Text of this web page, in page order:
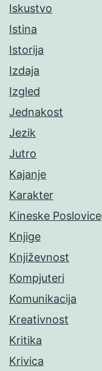
Iskustvo
Istina
Istorija
Izdaja
Izgled
Jednakost
Jezik
Jutro
Kajanje
Karakter
Kineske Poslovice
Knjige
Književnost
Kompjuteri
Komunikacija
Kreativnost
Kritika
Krivica